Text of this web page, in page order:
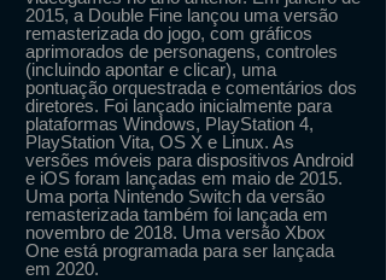
2015, a Double Fine lançou uma versão
remasterizada do jogo, com gráficos
aprimorados de personagens, controles
(incluindo apontar e clicar), uma
pontuação orquestrada e comentários dos
diretores. Foi lançado inicialmente para
plataformas Windows, PlayStation 4,
PlayStation Vita, OS X e Linux. As
versões móveis para dispositivos Android
e iOS foram lançadas em maio de 2015.
Uma porta Nintendo Switch da versão
remasterizada também foi lançada em
novembro de 2018. Uma versão Xbox
One está programada para ser lançada
em 2020.